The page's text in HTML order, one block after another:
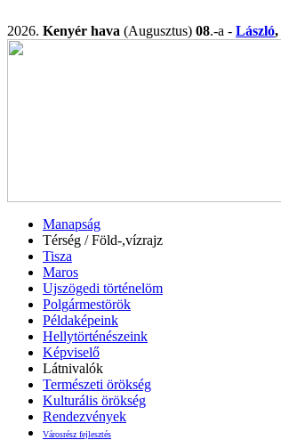
2026. Kenyér hava (Augusztus) 08.-a - László,
Manapság
Térség / Föld-,vízrajz
Tisza
Maros
Ujszögedi történelöm
Polgármestörök
Példaképeink
Hellytörténészeink
Képviselő
Látnivalók
Természeti örökség
Kulturális örökség
Rendezvények
Városrész fejlesztés